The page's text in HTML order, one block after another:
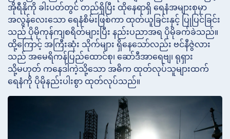
အိုရီနိုကို ခါးပတ်တွင် တည်ရှိပြီး ထိုနေရာရှိ ရေနံအများစုမှာ
အလွန်လေးသော ရေနံစိမ်းဖြစ်ကာ ထုတ်ယူခြင်းနှင့် ပြုပြင်ခြင်း
သည် ပိုမိုကုန်ကျစရိတ်များပြီး နည်းပညာအရ ပိုမိုခက်ခဲသည်။
ထို့ကြောင့် အကြီးဆုံး သိုက်များ ရှိနေသော်လည်း ဗင်နီဇွဲလား
သည် အမေရိကန်ပြည်ထောင်စု၊ ဆော်ဒီအာရေဗျ၊ ရုရှား
သို့မဟုတ် ကနေဒါကဲ့သို့သော အဓိက ထုတ်လုပ်သူများထက်
ရေနံကို ပိုမိုနည်းပါးစွာ ထုတ်လုပ်သည်။